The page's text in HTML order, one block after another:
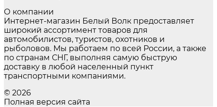
О компании
Интернет-магазин Белый Волк предоставляет
широкий ассортимент товаров для
автомобилистов, туристов, охотников и
рыболовов. Мы работаем по всей России, а также
по странам СНГ, выполняя самую быструю
доставку в любой населенный пункт
транспортными компаниями.
© 2026
Полная версия сайта